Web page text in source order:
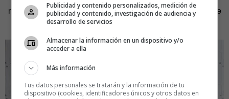
mucho de humano, de quienes grabaron en su interior y de
quien pinta su exterior.
Publicidad y contenido personalizados, medición de
publicidad y contenido, investigación de audiencia y
desarrollo de servicios
Almacenar la información en un dispositivo y/o
acceder a ella
Más información
Tus datos personales se tratarán y la información de tu
dispositivo (cookies, identificadores únicos y otros datos en